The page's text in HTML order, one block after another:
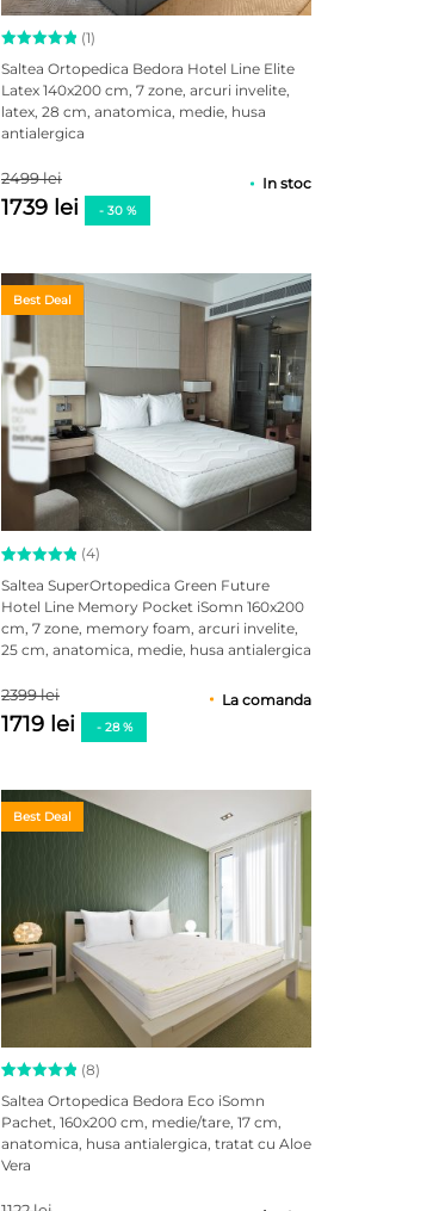
Evaluat la
5 pe baza
unei
singure
(1)
Saltea Ortopedica Bedora Hotel Line Elite
Latex 140x200 cm, 7 zone, arcuri invelite,
latex, 28 cm, anatomica, medie, husa
antialergica
2499 lei
1739 lei - 30 %
In stoc
Best Deal
Evaluat la
5.00din
5 pe baza
a
4
evaluări
de la
(4)
Saltea SuperOrtopedica Green Future
Hotel Line Memory Pocket iSomn 160x200
cm, 7 zone, memory foam, arcuri invelite,
25 cm, anatomica, medie, husa antialergica
2399 lei
1719 lei - 28 %
La comanda
Best Deal
Evaluat la
5.00din
5 pe baza
a
8
evaluări
de la
(8)
Saltea Ortopedica Bedora Eco iSomn
Pachet, 160x200 cm, medie/tare, 17 cm,
anatomica, husa antialergica, tratat cu Aloe
Vera